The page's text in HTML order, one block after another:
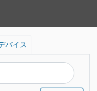
バイス